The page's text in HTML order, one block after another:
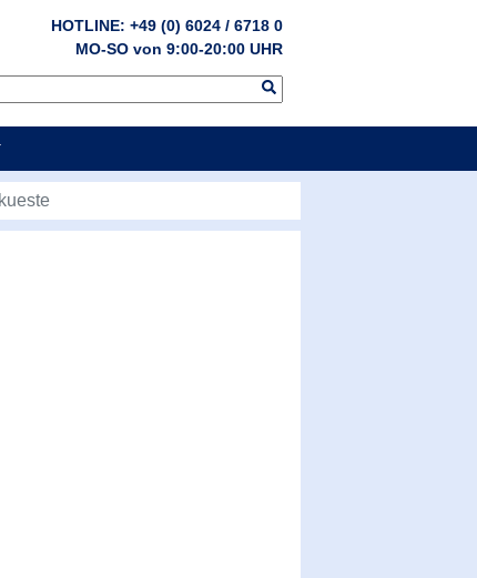
HOTLINE: +49 (0) 6024 / 6718 0
MO-SO von 9:00-20:00 UHR